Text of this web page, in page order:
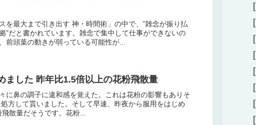
を最大まで引き出す 神・時間術」の中で、”雑念が振り払
”だと書かれています。雑念で集中して仕事ができないの
前頭葉の動きが弱っている可能性が...
ました 昨年比1.5倍以上の花粉飛散量
に鼻の調子に違和感を覚えた。これは花粉の影響もありそ
方して貰いました。そして早速、昨夜から服用をはじめ
散量だそうです。花粉...